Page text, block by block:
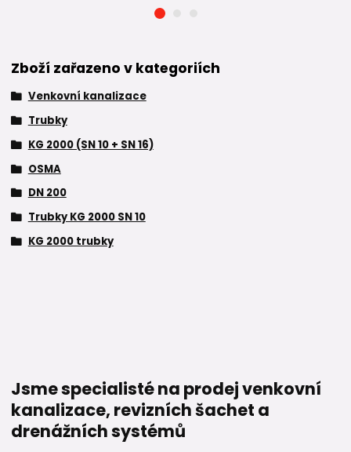
Zboží zařazeno v kategoriích
Venkovní kanalizace
Trubky
KG 2000 (SN 10 + SN 16)
OSMA
DN 200
Trubky KG 2000 SN 10
KG 2000 trubky
Jsme specialisté na prodej venkovní
kanalizace, revizních šachet a
drenážních systémů